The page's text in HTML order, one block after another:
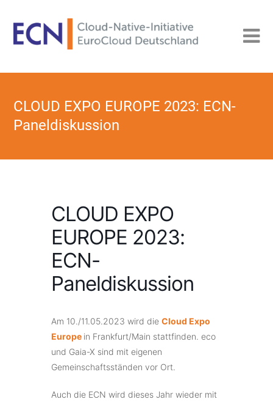
CLOUD EXPO EUROPE 2023: ECN-
Paneldiskussion
CLOUD EXPO
EUROPE 2023:
ECN-
Paneldiskussion
Am 10./11.05.2023 wird die Cloud Expo
Europe in Frankfurt/Main stattfinden. eco
und Gaia-X sind mit eigenen
Gemeinschaftsständen vor Ort.
Auch die ECN wird dieses Jahr wieder mit